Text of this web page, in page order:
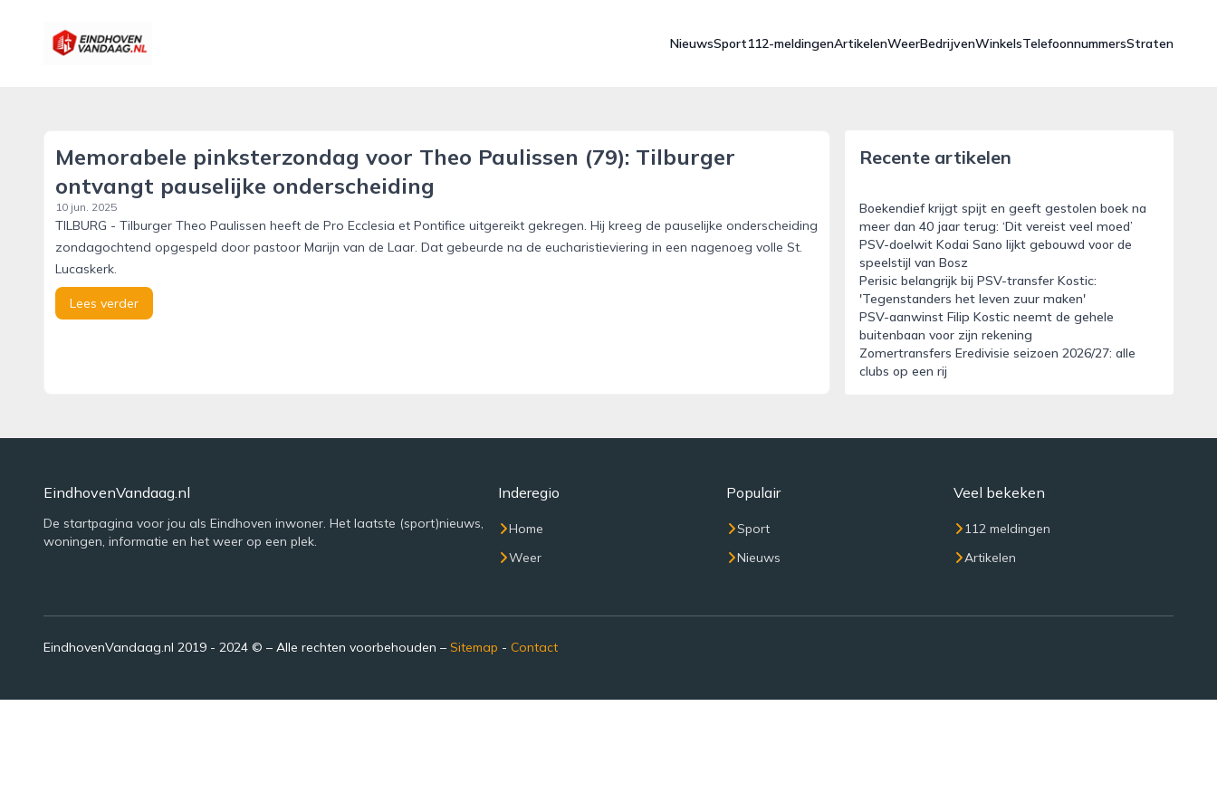
eindhovenvandaag.nl
NieuwsSport112-meldingenArtikelenWeerBedrijvenWinkelsTelefoonnummersStraten
Memorabele pinksterzondag voor Theo Paulissen (79): Tilburger
ontvangt pauselijke onderscheiding
10 jun. 2025
TILBURG - Tilburger Theo Paulissen heeft de Pro Ecclesia et Pontifice uitgereikt gekregen. Hij kreeg de pauselijke onderscheiding
zondagochtend opgespeld door pastoor Marijn van de Laar. Dat gebeurde na de eucharistieviering in een nagenoeg volle St.
Lucaskerk.
Lees verder
Recente artikelen
Boekendief krijgt spijt en geeft gestolen boek na
meer dan 40 jaar terug: ‘Dit vereist veel moed’
PSV-doelwit Kodai Sano lijkt gebouwd voor de
speelstijl van Bosz
Perisic belangrijk bij PSV-transfer Kostic:
'Tegenstanders het leven zuur maken'
PSV-aanwinst Filip Kostic neemt de gehele
buitenbaan voor zijn rekening
Zomertransfers Eredivisie seizoen 2026/27: alle
clubs op een rij
EindhovenVandaag.nl
De startpagina voor jou als Eindhoven inwoner. Het laatste (sport)nieuws,
woningen, informatie en het weer op een plek.
Inderegio
Home
Weer
Populair
Sport
Nieuws
Veel bekeken
112 meldingen
Artikelen
EindhovenVandaag.nl 2019 - 2024 © – Alle rechten voorbehouden – Sitemap - Contact